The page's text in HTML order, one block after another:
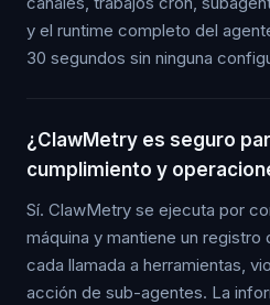
y el runtime completo del
30 segundos sin ninguna
¿ClawMetry es seguro
cumplimiento y
Sí. ClawMetry se ejecuta por
máquina y mantiene un
cada llamada a herramientas,
acción de sub-agentes. La